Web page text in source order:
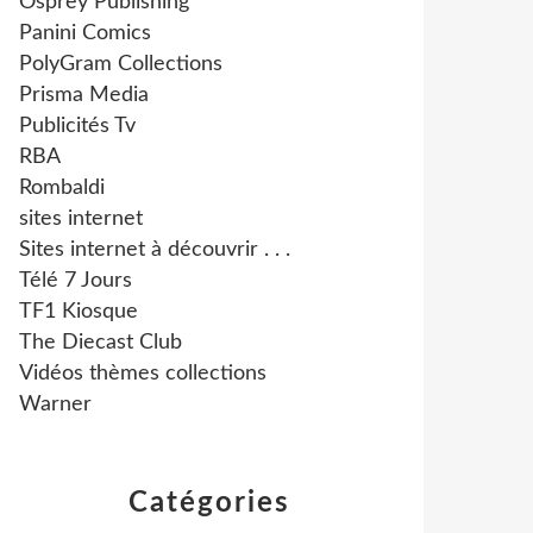
Catégories
Panini Comics
PolyGram Collections
Prisma Media
Publicités Tv
RBA
Rombaldi
sites internet
Sites internet à découvrir . . .
Télé 7 Jours
TF1 Kiosque
The Diecast Club
Vidéos thèmes collections
Warner